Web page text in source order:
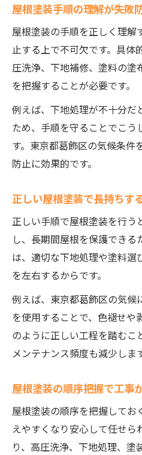
屋根塗装の流れを
屋根塗装の工程
屋根塗装を成功
全体の手順が分か
屋根塗装期間の
屋根塗装工事の
屋根塗装にかかる
屋根塗装の期間目
塗装前に押さえたい
屋根塗装前の工
屋根塗装手順で
塗装開始前に押さ
屋根塗装の工程
塗装前に準備し
屋根塗装手順の理解が失敗
屋根塗装の手順を正しく理
止する上で不可欠です。具体
圧洗浄、下地補修、塗料の
を把握することが必要です。
例えば、下地処理が不十分だ
ため、手順を守ることでこう
す。東京都葛飾区の気候条件
防止に効果的です。
正しい屋根塗装で長持ちす
正しい手順で屋根塗装を行う
し、長期間屋根を保護できる
は、適切な下地処理や塗料
を左右するからです。
例えば、東京都葛飾区の気候
を使用することで、色褪せや
のように正しい工程を踏むこ
メンテナンス頻度も減少しま
屋根塗装の順序把握で工事
屋根塗装の順序を把握してお
えやすくなり安心して任せら
り、高圧洗浄、下地処理、塗